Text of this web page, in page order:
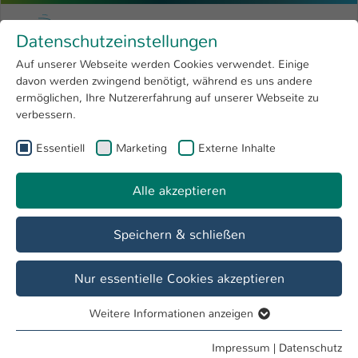
Menu
Forschung 4
Open submenu
Hochschule
International
Zum Hauptinhalt springen
Hochschule Kaiserslautern
Sie sind hier:
Menschen und Projekte
Show larger version
Quelle: Colourbox
Show larger version
Quelle: HS Kaiserslautern
PM 2021-05-05 Campus Zweibrücken lädt zu
digitalen Open Campus Weeks ein
Umfassendes Informations- und Beratungsangebot
Datenschutzeinstellungen
Auf unserer Webseite werden Cookies verwendet. Einige
davon werden zwingend benötigt, während es uns andere
ermöglichen, Ihre Nutzererfahrung auf unserer Webseite zu
verbessern.
Essentiell Marketing Externe Inhalte
Alle akzeptieren
Speichern & schließen
Nur essentielle Cookies akzeptieren
Essentielle Cookies werden für grundlegende Funktionen
Weitere Informationen anzeigen
Impressum | Datenschutz